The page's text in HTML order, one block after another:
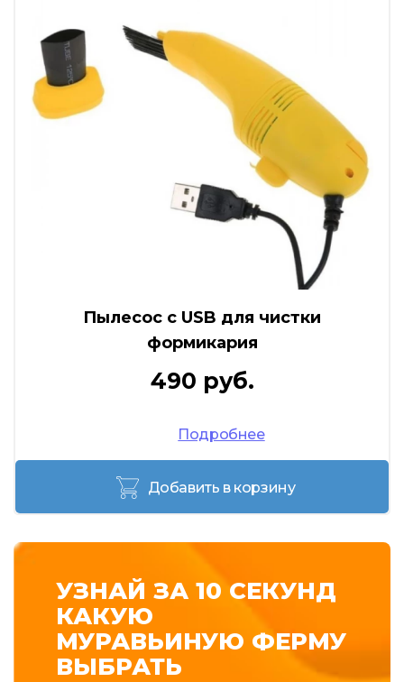
Пылесос с USB для чистки
формикария
490 руб.
Подробнее
Добавить в корзину
УЗНАЙ ЗА 10 СЕКУНД
КАКУЮ
МУРАВЬИНУЮ ФЕРМУ
ВЫБРАТЬ